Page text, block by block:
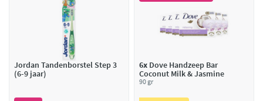
Jordan Tandenborstel Step 3
(6-9 jaar)
6x Dove Handzeep Bar
Coconut Milk & Jasmine
90 gr